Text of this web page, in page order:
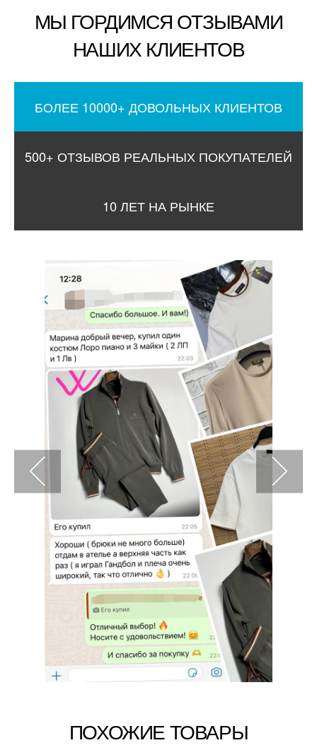
МЫ ГОРДИМСЯ ОТЗЫВАМИ
НАШИХ КЛИЕНТОВ
БОЛЕЕ 10000+ ДОВОЛЬНЫХ КЛИЕНТОВ
500+ ОТЗЫВОВ РЕАЛЬНЫХ ПОКУПАТЕЛЕЙ
10 ЛЕТ НА РЫНКЕ
ПОХОЖИЕ ТОВАРЫ